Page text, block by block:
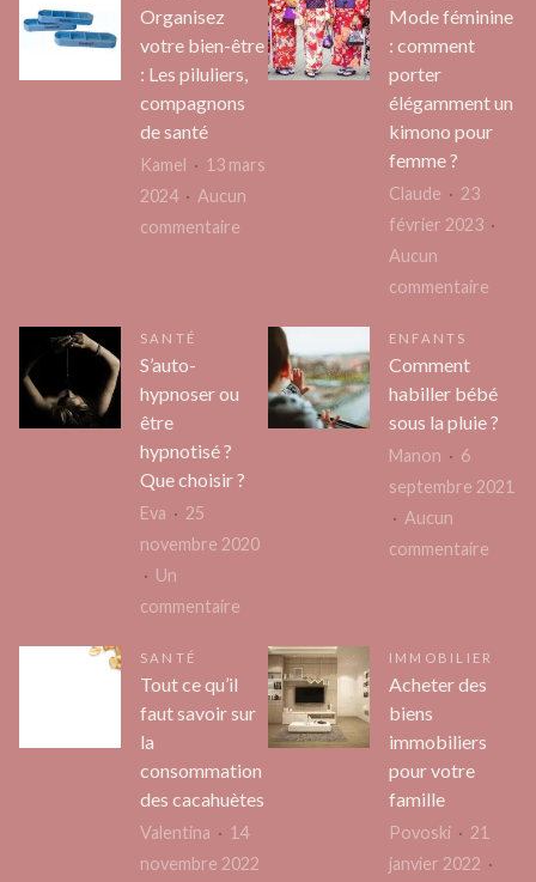
Organisez
votre bien-être
: Les piluliers,
compagnons
de santé
Kamel
13 mars
2024
Aucun
commentaire
compagnons
santé
Mode féminine
: comment
porter
élégamment un
kimono pour
femme ?
Claude
23
février 2023
Aucun
commentaire
SANTÉ
S’auto-
hypnoser ou
être
hypnotisé ?
Que choisir ?
Eva
25
novembre 2020
Un
commentaire
hypnoser
être
hypnotisé ?
Que
choisir ?
ENFANTS
Comment
habiller bébé
sous la pluie ?
Manon
6
septembre 2021
Aucun
commentaire
SANTÉ
Tout ce qu’il
faut savoir sur
la
consommation
des cacahuètes
Valentina
14
novembre 2022
IMMOBILIER
Acheter des
biens
immobiliers
pour votre
famille
Povoski
21
janvier 2022